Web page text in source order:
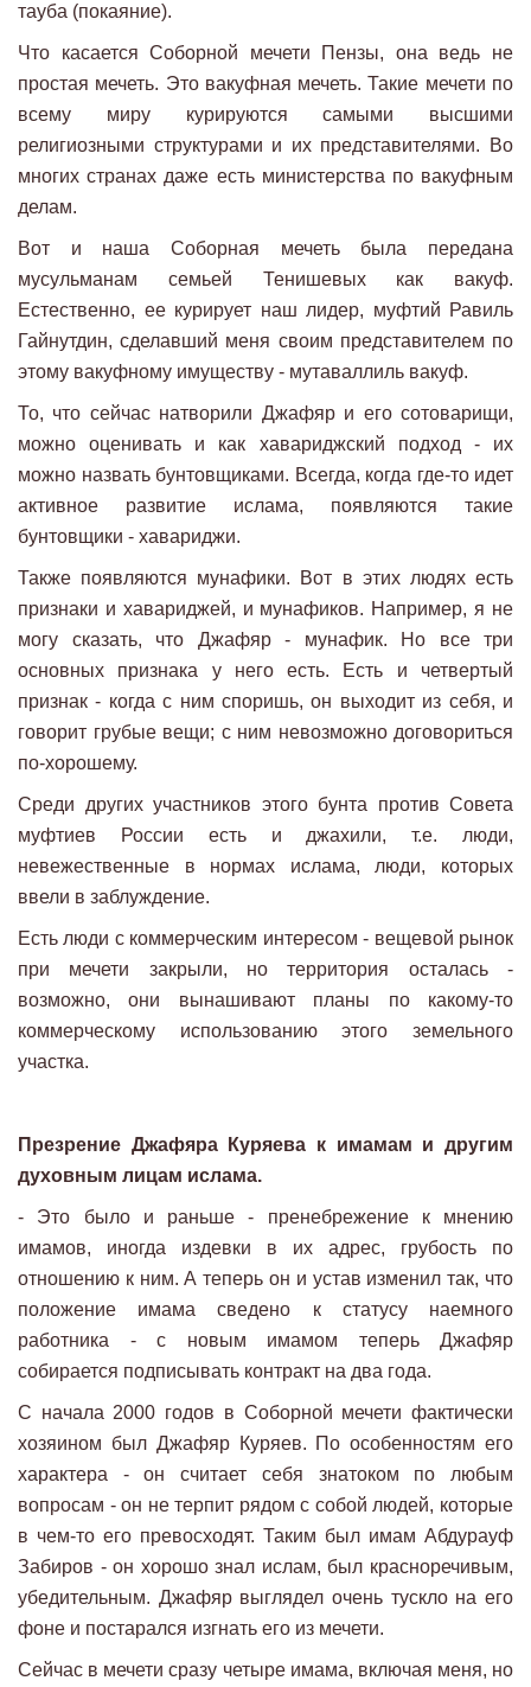
тауба (покаяние).
Что касается Соборной мечети Пензы, она ведь не
простая мечеть. Это вакуфная мечеть. Такие мечети по
всему миру курируются самыми высшими
религиозными структурами и их представителями. Во
многих странах даже есть министерства по вакуфным
делам.
Вот и наша Соборная мечеть была передана
мусульманам семьей Тенишевых как вакуф.
Естественно, ее курирует наш лидер, муфтий Равиль
Гайнутдин, сделавший меня своим представителем по
этому вакуфному имуществу - мутаваллиль вакуф.
То, что сейчас натворили Джафяр и его сотоварищи,
можно оценивать и как хавариджский подход - их
можно назвать бунтовщиками. Всегда, когда где-то идет
активное развитие ислама, появляются такие
бунтовщики - хавариджи.
Также появляются мунафики. Вот в этих людях есть
признаки и хавариджей, и мунафиков. Например, я не
могу сказать, что Джафяр - мунафик. Но все три
основных признака у него есть. Есть и четвертый
признак - когда с ним споришь, он выходит из себя, и
говорит грубые вещи; с ним невозможно договориться
по-хорошему.
Среди других участников этого бунта против Совета
муфтиев России есть и джахили, т.е. люди,
невежественные в нормах ислама, люди, которых
ввели в заблуждение.
Есть люди с коммерческим интересом - вещевой рынок
при мечети закрыли, но территория осталась -
возможно, они вынашивают планы по какому-то
коммерческому использованию этого земельного
участка.
Презрение Джафяра Куряева к имамам и другим
духовным лицам ислама.
- Это было и раньше - пренебрежение к мнению
имамов, иногда издевки в их адрес, грубость по
отношению к ним. А теперь он и устав изменил так, что
положение имама сведено к статусу наемного
работника - с новым имамом теперь Джафяр
собирается подписывать контракт на два года.
С начала 2000 годов в Соборной мечети фактически
хозяином был Джафяр Куряев. По особенностям его
характера - он считает себя знатоком по любым
вопросам - он не терпит рядом с собой людей, которые
в чем-то его превосходят. Таким был имам Абдурауф
Забиров - он хорошо знал ислам, был красноречивым,
убедительным. Джафяр выглядел очень тускло на его
фоне и постарался изгнать его из мечети.
Сейчас в мечети сразу четыре имама, включая меня, но